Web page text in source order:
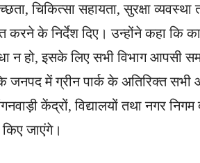
चिकित्सा सहायता, सुरक्षा
करने के निर्देश दिए। उन्होंने कहा कि
न हो, इसके लिए सभी विभाग आपसी
जनपद में ग्रीन पार्क के अतिरिक्त सभी
केंद्रों, विद्यालयों तथा नगर निगम
जाएंगे।